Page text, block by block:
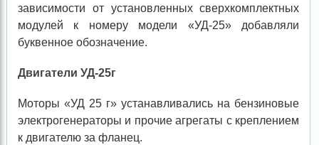
зависимости от установленных сверхкомплектных
модулей к номеру модели «УД-25» добавляли
буквенное обозначение.
Двигатели УД-25г
Моторы «УД 25 г» устанавливались на бензиновые
электрогенераторы и прочие агрегаты с креплением
к двигателю за фланец.